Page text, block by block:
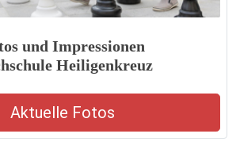
und Impressionen
Heiligenkreuz
Aktuelle Fotos